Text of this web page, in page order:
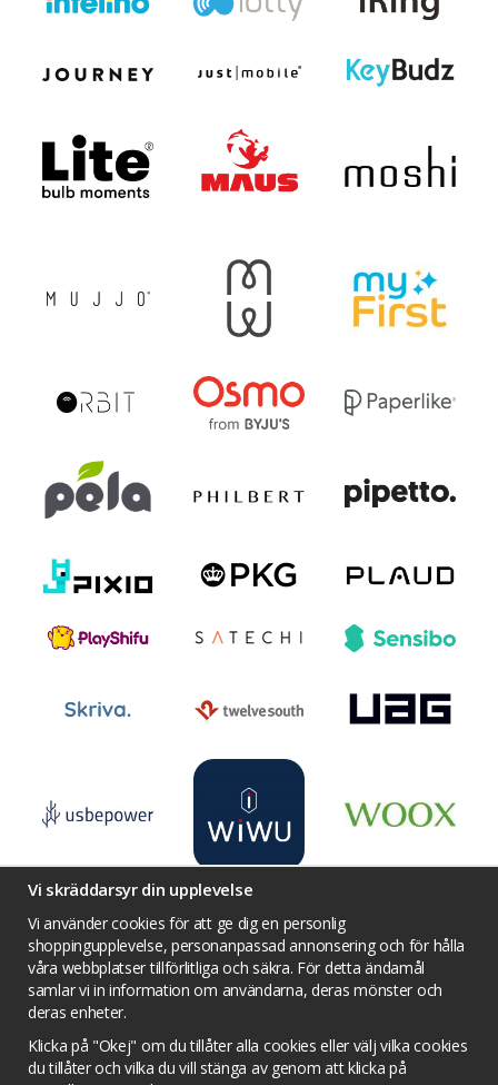
Villkor Kontakta oss
Facebook
Twitter
YouTube
Prisjakt
Integritets sekretesspolicy
Tävlingsvillkor
Om cookies
Vi skräddarsyr din upplevelse
Vi använder cookies för att ge dig en personlig
shoppingupplevelse, personanpassad annonsering och för hålla
våra webbplatser tillförlitliga och säkra. För detta ändamål
samlar vi in information om användarna, deras mönster och
deras enheter.
Klicka på "Okej" om du tillåter alla cookies eller välj vilka cookies
du tillåter och vilka du vill stänga av genom att klicka på